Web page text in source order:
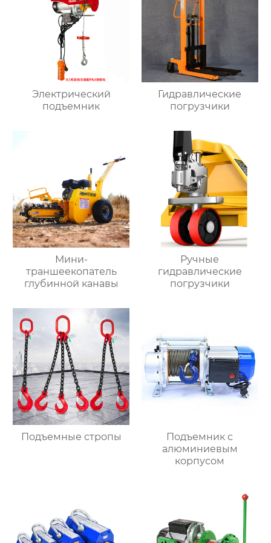
Электрический
подъемник
Гидравлические
погрузчики
Мини-
траншеекопатель
глубинной канавы
Ручные
гидравлические
погрузчики
Подъемные стропы
Подъемник с
алюминиевым
корпусом